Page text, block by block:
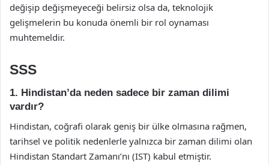
değişip değişmeyeceği belirsiz olsa da, teknolojik
gelişmelerin bu konuda önemli bir rol oynaması
muhtemeldir.
SSS
1. Hindistan’da neden sadece bir zaman dilimi
vardır?
Hindistan, coğrafi olarak geniş bir ülke olmasına rağmen,
tarihsel ve politik nedenlerle yalnızca bir zaman dilimi olan
Hindistan Standart Zamanı’nı (IST) kabul etmiştir.